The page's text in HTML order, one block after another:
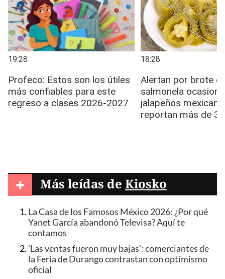
+ Más leídas de Kiosko
La Casa de los Famosos México 2026: ¿Por qué
Yanet García abandonó Televisa? Aquí te
contamos
'Las ventas fueron muy bajas': comerciantes de
la Feria de Durango contrastan con optimismo
oficial